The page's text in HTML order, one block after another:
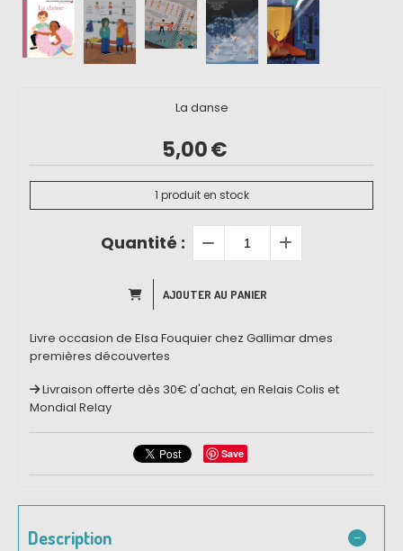
La danse
5,00€
1 produit en stock
Quantité :
AJOUTER AU PANIER
Livre occasion de Elsa Fouquier chez Gallimar dmes
premières découvertes
Livraison offerte dès 30€ d'achat, en Relais Colis et
Mondial Relay
Save
Description